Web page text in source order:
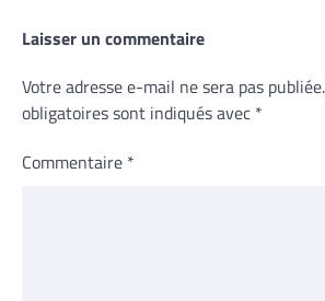
Laisser un commentaire
Votre adresse e-mail ne sera pas publiée.
obligatoires sont indiqués avec *
Commentaire *